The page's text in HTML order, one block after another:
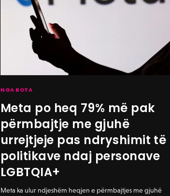
NGA BOTA
Meta po heq 79% më pak
përmbajtje me gjuhë
urrejtjeje pas ndryshimit të
politikave ndaj personave
LGBTQIA+
Meta ka ulur ndjeshëm heqjen e përmbajtjes me gjuhë